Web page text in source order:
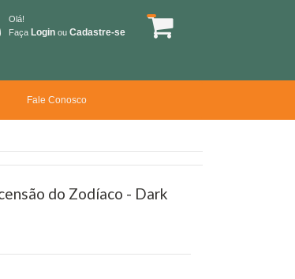
Olá!
Faça Login ou Cadastre-se
Fale Conosco
do Zodíaco - Dark